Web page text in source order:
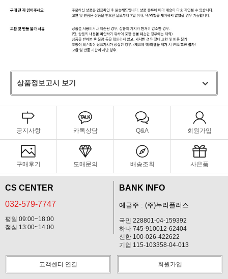
상품정보고시 보기
공지사항 카톡상담 Q&A 회원가입
구매후기 도매문의 배송조회 사은품
CS CENTER
032-579-7747
평일 09:00~18:00
점심 13:00~14:00
BANK INFO
예금주 : (주)누리플러스
국민 228801-04-159392
하나 745-910012-62404
신한 100-026-422622
기업 115-103358-04-013
고객센터 연결 회원가입